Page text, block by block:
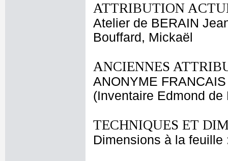
ATTRIBUTION
Atelier de BERAIN
Bouffard, Mickaël
ANCIENNES
ANONYME FRANCAIS
(Inventaire Edmond
TECHNIQUES ET
Dimensions à la feuille